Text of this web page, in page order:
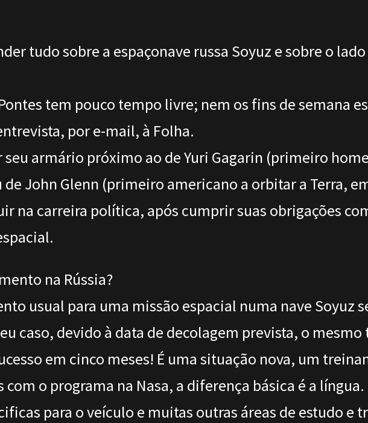
tudo sobre a espaçonave russa Soyuz e sobre o
tem pouco tempo livre; nem os fins de semana
por e-mail, à Folha.
seu armário próximo ao de Yuri Gagarin (primeiro
de John Glenn (primeiro americano a orbitar a Terra,
na carreira política, após cumprir suas obrigações
na Rússia?
usual para uma missão espacial numa nave Soyuz
caso, devido à data de decolagem prevista, o
em cinco meses! É uma situação nova, um
o programa na Nasa, a diferença básica é a
para o veículo e muitas outras áreas de estudo e